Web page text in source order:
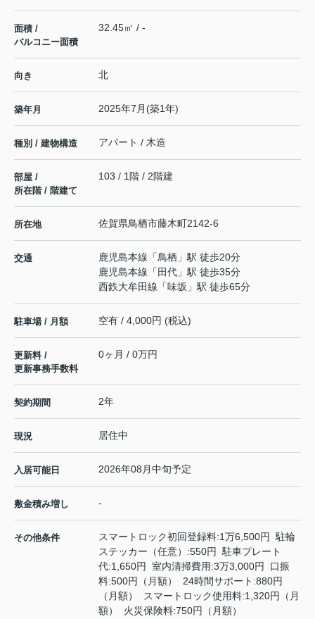
面積 /
バルコニー面積
32.45㎡ / -
向き 北
築年月 2025年7月(築1年)
種別 / 建物構造 アパート / 木造
部屋 /
所在階 / 階建て
103 / 1階 / 2階建
所在地 佐賀県鳥栖市藤木町2142-6
交通 鹿児島本線 「鳥栖 」駅 徒歩20分
鹿児島本線 「 田代 」駅 徒歩35分
西鉄大牟田線 「味坂 」駅 徒歩65分
駐車場 / 月額 空有 / 4,000円 (税込)
更新料 /
更新事務手数料
0ヶ月 / 0万円
契約期間 2年
現況 居住中
入居可能日 2026年08月中旬予定
敷金積み増し -
その他条件
スマートロック初回登録料:1万6,500円 駐輪
ステッカー（任意）:550円 駐車プレート
代:1,650円 室内清掃費用:3万3,000円 口振
料:500円（月額） 24時間サポート:880円
（月額） スマートロック使用料:1,320円（月
額） 火災保険料:750円（月額）